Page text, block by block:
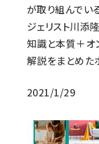
が取り組んでい
ジェリスト川添
知識と本質＋オ
解説をまとめた
2021/1/29